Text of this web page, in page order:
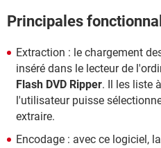
Principales
Extraction : le chargement
inséré dans le lecteur de
Flash DVD Ripper. Il les liste
l'utilisateur puisse
extraire.
Encodage : avec ce logiciel,